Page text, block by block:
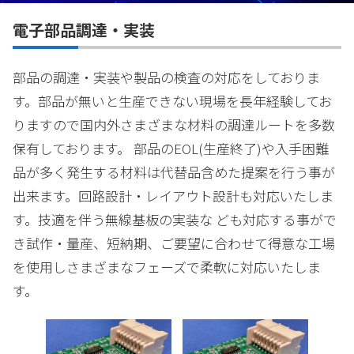
電子部品調達・実装
部品の調達・実装や製品の検査の対応をしておりま
す。部品が無いと生産できない現場を長年経験してお
りますので国内外さまざまな材料の調達ルートを多数
保有しております。 部品のEOL(生産終了)や入手困難
品が多く発生する材料は代替品含めた提案を行う事が
出来ます。回路設計・レイアウト設計も対応いたしま
す。技適を伴う無線基板の実装な ども対応する事がで
き試作・量産、短納期、ご要望に合わせて得意な工場
を使用しさまざまなフェーズで柔軟に対応いたしま
す。